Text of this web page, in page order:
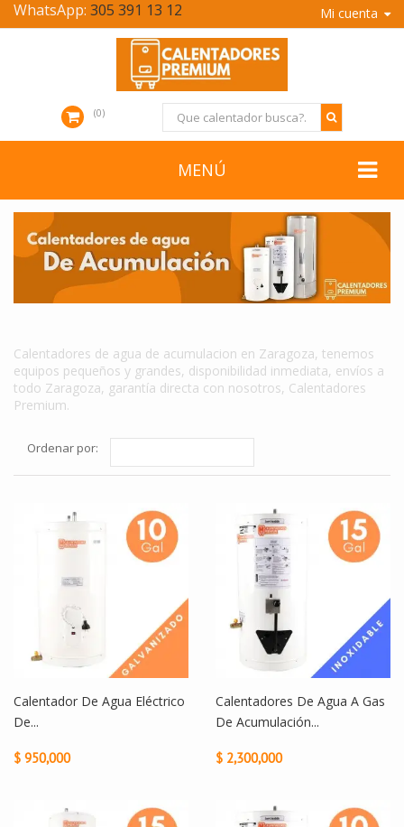
Mi cuenta
WhatsApp: 305 391 13 12
0
MENÚ
Calentadores de agua de acumulacion en Zaragoza, tenemos
equipos pequeños y grandes, disponibilidad inmediata, envíos a
todo Zaragoza, garantía directa con nosotros, Calentadores
Premium.
Ordenar por:
Calentador De Agua Eléctrico
De...
$ 950,000
Calentadores De Agua A Gas
De Acumulación...
$ 2,300,000